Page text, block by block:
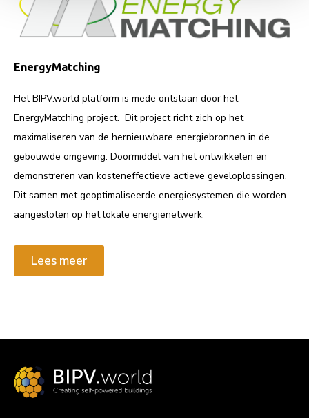
EnergyMatching
Het BIPV.world platform is mede ontstaan door het
EnergyMatching project. Dit project richt zich op het
maximaliseren van de hernieuwbare energiebronnen in de
gebouwde omgeving. Doormiddel van het ontwikkelen en
demonstreren van kosteneffectieve actieve geveloplossingen.
Dit samen met geoptimaliseerde energiesystemen die worden
aangesloten op het lokale energienetwerk.
Lees meer